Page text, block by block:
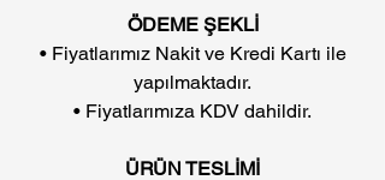
ÖDEME ŞEKLİ
• Fiyatlarımız Nakit ve Kredi Kartı ile
yapılmaktadır.
• Fiyatlarımıza KDV dahildir.
ÜRÜN TESLİMİ